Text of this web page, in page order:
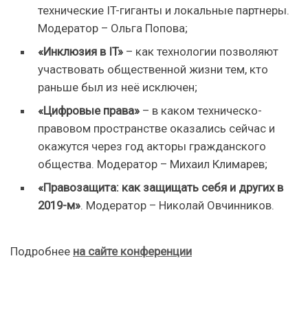
технические IT-гиганты и локальные партнеры.
Модератор – Ольга Попова;
«Инклюзия в IT» – как технологии позволяют
участвовать общественной жизни тем, кто
раньше был из неё исключен;
«Цифровые права» – в каком техническо-
правовом пространстве оказались сейчас и
окажутся через год акторы гражданского
общества. Модератор – Михаил Климарев;
«Правозащита: как защищать себя и других в
2019-м». Модератор – Николай Овчинников.
Подробнее на сайте конференции